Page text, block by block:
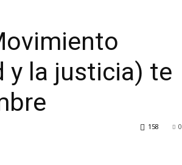
y la justicia) te
0
158